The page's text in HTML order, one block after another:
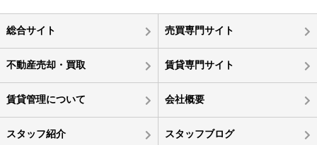
総合サイト 売買専門サイト
不動産売却・買取 賃貸専門サイト
賃貸管理について 会社概要
スタッフ紹介 スタッフブログ